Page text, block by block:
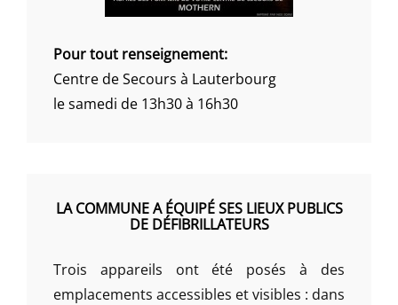
Pour tout renseignement:
Centre de Secours à Lauterbourg
le samedi de 13h30 à 16h30
LA COMMUNE A ÉQUIPÉ SES LIEUX PUBLICS
DE DÉFIBRILLATEURS
Trois appareils ont été posés à des
emplacements accessibles et visibles : dans